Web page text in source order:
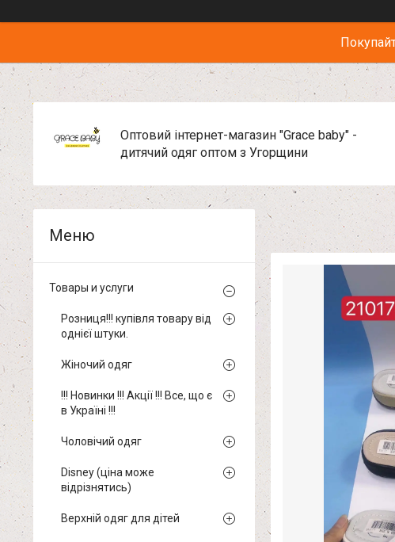
Оптовий інтернет-магазин "Grace baby" -
дитячий одяг оптом з Угорщини
Товары и услуги
Розниця!!! купівля товару від
однієї штуки.
Жіночий одяг
!!! Новинки !!! Акції !!! Все, що є
в Україні !!!
Чоловічий одяг
Disney (ціна може
відрізнятись)
Верхній одяг для дітей